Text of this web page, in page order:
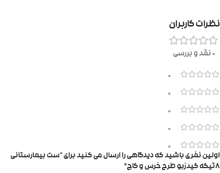
نظرات کاربران
0 نقد و بررسی
0
0
0
0
0
اولین نفری باشید که دیدگاهی را ارسال می کنید برای “ست بیمارستانی
۸تیکه کیدزبو طرح خرس و کاج”